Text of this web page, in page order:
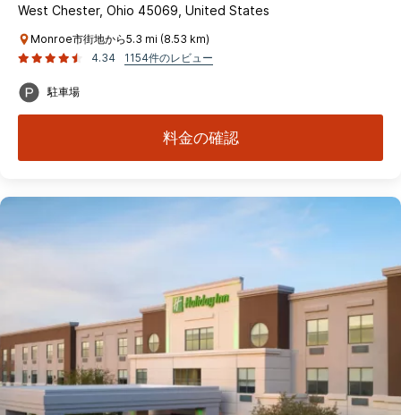
West Chester, Ohio 45069, United States
Monroe市街地から5.3 mi (8.53 km)
4.34
1154件のレビュー
駐車場
料金の確認